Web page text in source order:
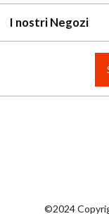
I nostri Negozi
©2024